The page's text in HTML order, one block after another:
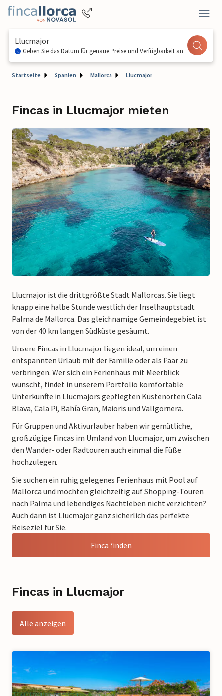
Llucmajor
Geben Sie das Datum für genaue Preise und Verfügbarkeit an
Startseite Spanien Mallorca Llucmajor
Fincas in Llucmajor mieten
Llucmajor ist die drittgrößte Stadt Mallorcas. Sie liegt
knapp eine halbe Stunde westlich der Inselhauptstadt
Palma de Mallorca. Das gleichnamige Gemeindegebiet ist
von der 40 km langen Südküste gesäumt.
Unsere Fincas in Llucmajor liegen ideal, um einen
entspannten Urlaub mit der Familie oder als Paar zu
verbringen. Wer sich ein Ferienhaus mit Meerblick
wünscht, findet in unserem Portfolio komfortable
Unterkünfte in Llucmajors gepflegten Küstenorten Cala
Blava, Cala Pi, Bahía Gran, Maioris und Vallgornera.
Für Gruppen und Aktivurlauber haben wir gemütliche,
großzügige Fincas im Umland von Llucmajor, um zwischen
den Wander- oder Radtouren auch einmal die Füße
hochzulegen.
Sie suchen ein ruhig gelegenes Ferienhaus mit Pool auf
Mallorca und möchten gleichzeitig auf Shopping-Touren
nach Palma und lebendiges Nachtleben nicht verzichten?
Auch dann ist Llucmajor ganz sicherlich das perfekte
Reiseziel für Sie.
Finca finden
Fincas in Llucmajor
Alle anzeigen